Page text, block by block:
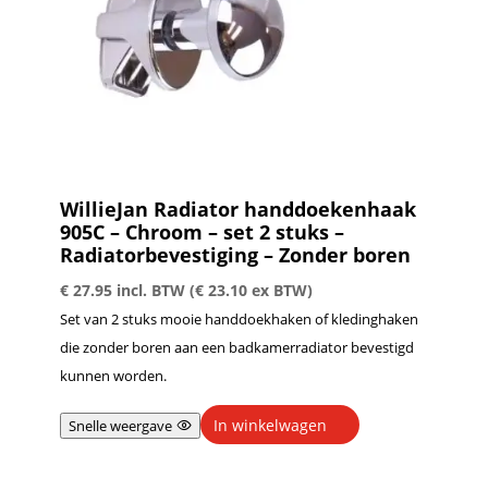
WillieJan Radiator handdoekenhaak
905C – Chroom – set 2 stuks –
Radiatorbevestiging – Zonder boren
€27.95 incl. BTW (€23.10ex BTW)
Set van 2 stuks mooie handdoekhaken of kledinghaken
die zonder boren aan een badkamerradiator bevestigd
kunnen worden.
Snelle weergave In winkelwagen